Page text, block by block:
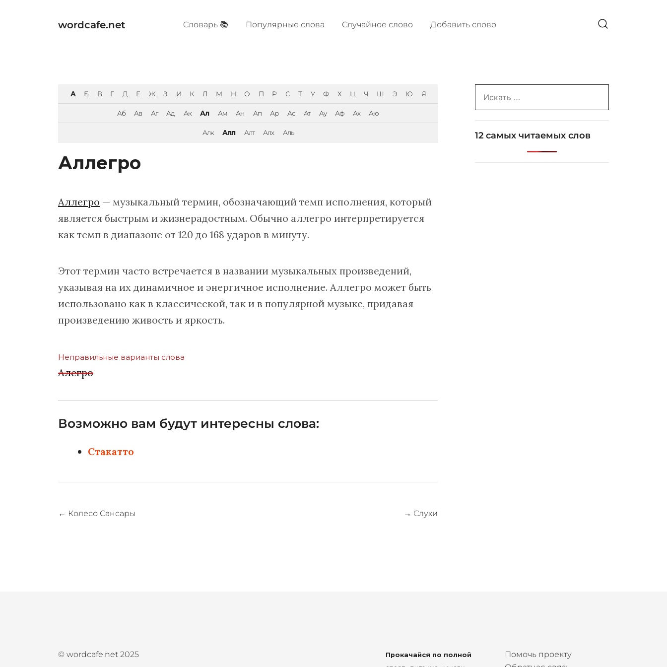
wordcafe.net Cловарь 📚 Популярные cлова Случайное слово Добавить слово
А Б В Г Д Е Ж З И К Л М Н О П Р С Т У Ф Х Ц Ч Ш Э Ю Я
Аб Ав Аг Ад Ак Ал Ам Ан Ап Ар Ас Ат Ау Аф Ах Аю
Алк Алл Алт Алх Аль
Аллегро
Аллегро — музыкальный термин, обозначающий темп исполнения, который
является быстрым и жизнерадостным. Обычно аллегро интерпретируется
как темп в диапазоне от 120 до 168 ударов в минуту.
Этот термин часто встречается в названии музыкальных произведений,
указывая на их динамичное и энергичное исполнение. Аллегро может быть
использовано как в классической, так и в популярной музыке, придавая
произведению живость и яркость.
Неправильные варианты слова
Алегро
Возможно вам будут интересны слова:
Стакатто
Навигация
← Колесо Сансары → Слухи
for:
12 самых читаемых слов
© wordcafe.net 2025
Прокачайся по полной
Помочь проекту